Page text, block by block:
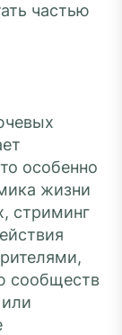
частью
особенно
жизни
стриминг
сообществ